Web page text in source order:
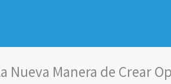
Nueva Manera de Crear